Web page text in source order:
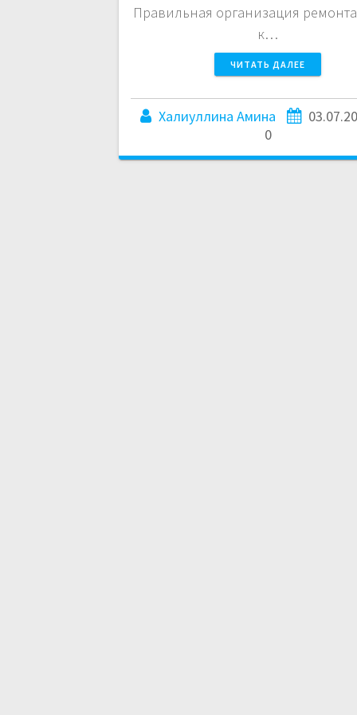
Правильная организация
к…
ЧИТАТЬ ДАЛЕЕ
Халиуллина Амина
0